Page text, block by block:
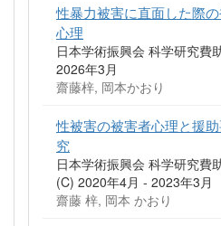
性暴力被害に直面した際
心理
日本学術振興会 科学研究費
2026年3月
齋藤梓, 岡本かおり
性被害の被害者心理と援
究
日本学術振興会 科学研究費
(C) 2020年4月 - 2023年3月
齋藤 梓, 岡本 かおり